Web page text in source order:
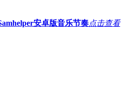
安卓版音乐节奏点击查看